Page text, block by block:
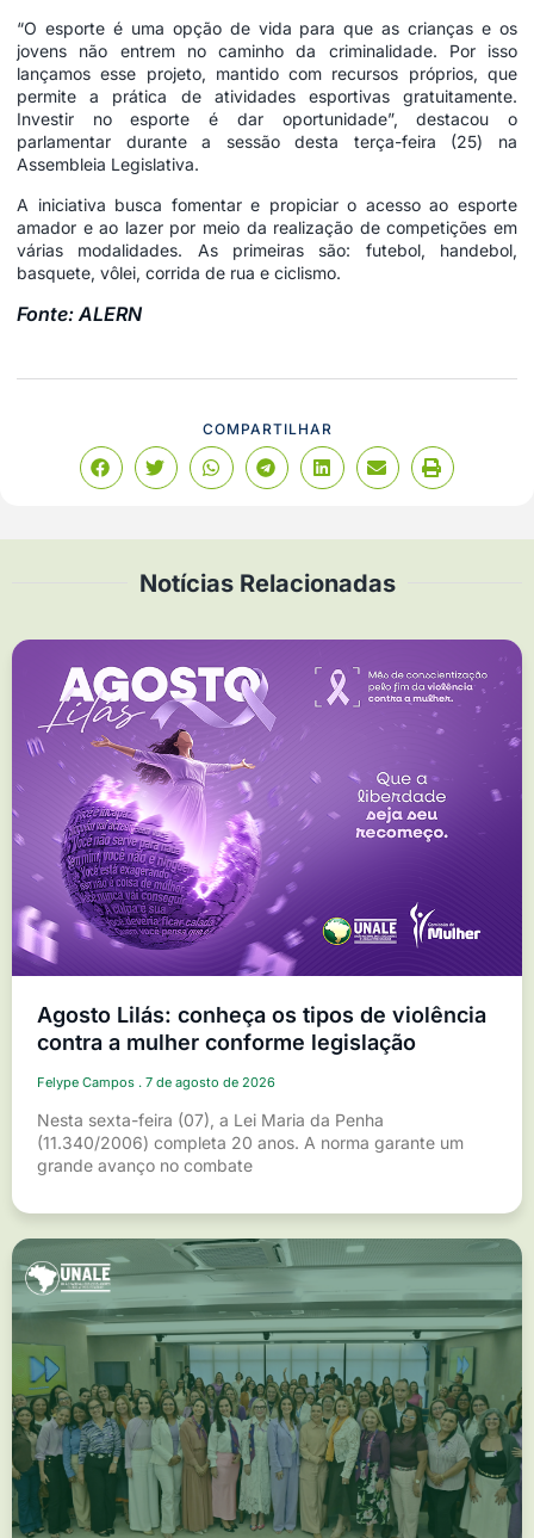
“O esporte é uma opção de vida para que as crianças e os
jovens não entrem no caminho da criminalidade. Por isso
lançamos esse projeto, mantido com recursos próprios, que
permite a prática de atividades esportivas gratuitamente.
Investir no esporte é dar oportunidade”, destacou o
parlamentar durante a sessão desta terça-feira (25) na
Assembleia Legislativa.
A iniciativa busca fomentar e propiciar o acesso ao esporte
amador e ao lazer por meio da realização de competições em
várias modalidades. As primeiras são: futebol, handebol,
basquete, vôlei, corrida de rua e ciclismo.
Fonte: ALERN
COMPARTILHAR
Notícias Relacionadas
Agosto Lilás: conheça os tipos de violência
contra a mulher conforme legislação
Felype Campos 7 de agosto de 2026
Nesta sexta-feira (07), a Lei Maria da Penha
(11.340/2006) completa 20 anos. A norma garante um
grande avanço no combate